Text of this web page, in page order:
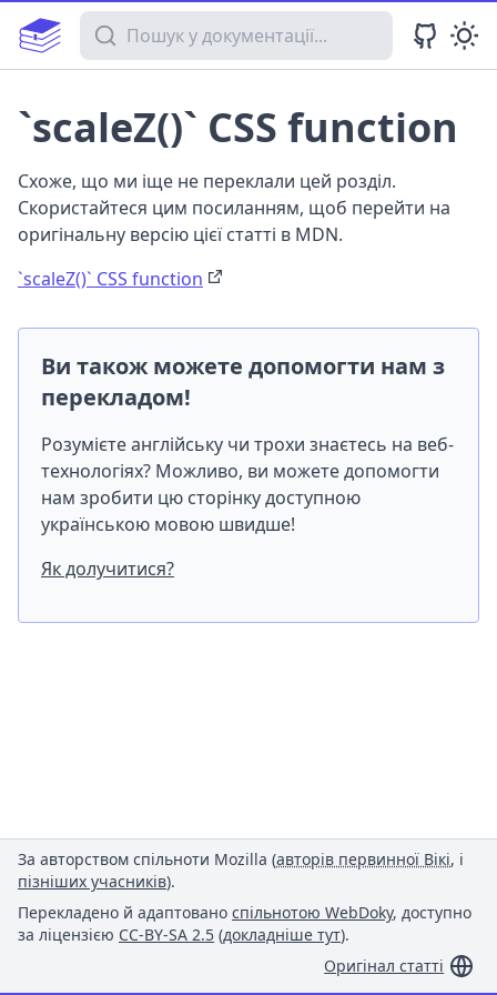
Пошук у документації
`scaleZ()` CSS function
Схоже, що ми іще не переклали цей розділ.
Скористайтеся цим посиланням, щоб перейти на
оригінальну версію цієї статті в MDN.
`scaleZ()` CSS function
Ви також можете допомогти нам з
перекладом!
Розумієте англійську чи трохи знаєтесь на веб-
технологіях? Можливо, ви можете допомогти
нам зробити цю сторінку доступною
українською мовою швидше!
Як долучитися?
За авторством спільноти Mozilla (авторів первинної Вікі, і
пізніших учасників).
Перекладено й адаптовано спільнотою WebDoky, доступно
за ліцензією CC-BY-SA 2.5 (докладніше тут).
Оригінал статті